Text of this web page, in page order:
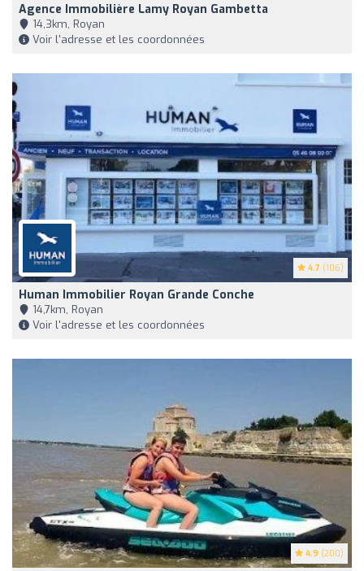
Agence Immobilière Lamy Royan Gambetta
14,3km, Royan
Voir l'adresse et les coordonnées
4.7 (106)
Human Immobilier Royan Grande Conche
14,7km, Royan
Voir l'adresse et les coordonnées
4.9 (200)